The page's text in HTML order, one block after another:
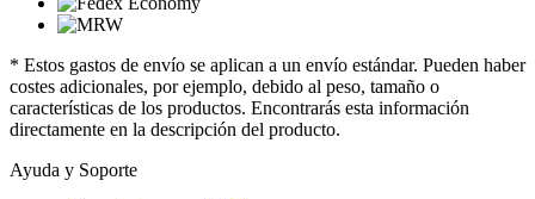
* Estos gastos de envío se aplican a un envío estándar. Pueden haber
costes adicionales, por ejemplo, debido al peso, tamaño o
características de los productos. Encontrarás esta información
directamente en la descripción del producto.
Ayuda y Soporte